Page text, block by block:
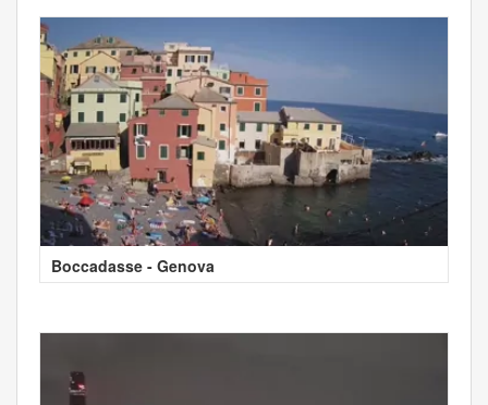
Boccadasse - Genova